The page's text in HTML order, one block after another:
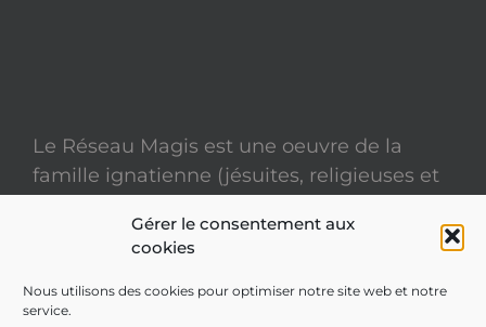
Gérer le consentement aux
cookies
Nous utilisons des cookies pour optimiser notre site web et notre
service.
Le Réseau Magis est une oeuvre de la
famille ignatienne (jésuites, religieuses et
Mentions légales
Politique de confidentialité